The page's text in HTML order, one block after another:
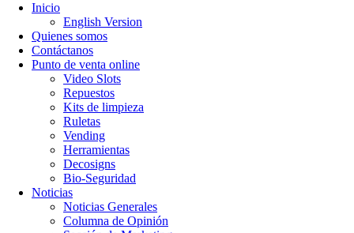
Inicio
English Version
Quienes somos
Contáctanos
Punto de venta online
Video Slots
Repuestos
Kits de limpieza
Ruletas
Vending
Herramientas
Decosigns
Bio-Seguridad
Noticias
Noticias Generales
Columna de Opinión